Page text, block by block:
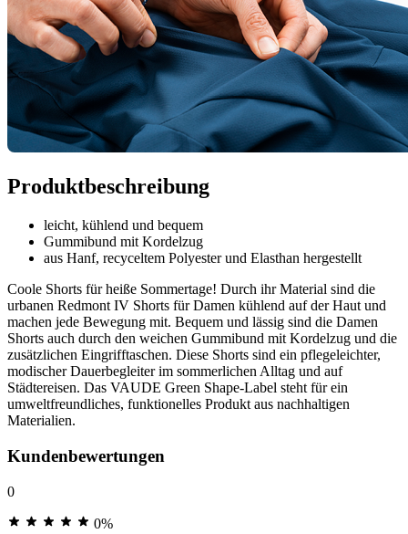
Produktbeschreibung
leicht, kühlend und bequem
Gummibund mit Kordelzug
aus Hanf, recyceltem Polyester und Elasthan hergestellt
Coole Shorts für heiße Sommertage! Durch ihr Material sind die
urbanen Redmont IV Shorts für Damen kühlend auf der Haut und
machen jede Bewegung mit. Bequem und lässig sind die Damen
Shorts auch durch den weichen Gummibund mit Kordelzug und die
zusätzlichen Eingrifftaschen. Diese Shorts sind ein pflegeleichter,
modischer Dauerbegleiter im sommerlichen Alltag und auf
Städtereisen. Das VAUDE Green Shape-Label steht für ein
umweltfreundliches, funktionelles Produkt aus nachhaltigen
Materialien.
Kundenbewertungen
0
0%